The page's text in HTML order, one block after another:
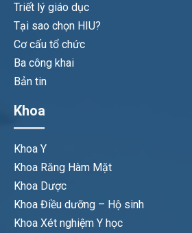
Triết lý giáo dục
Tại sao chọn HIU?
Cơ cấu tổ chức
Ba công khai
Bản tin
Khoa
Khoa Y
Khoa Răng Hàm Mặt
Khoa Dược
Khoa Điều dưỡng – Hộ sinh
Khoa Xét nghiệm Y học